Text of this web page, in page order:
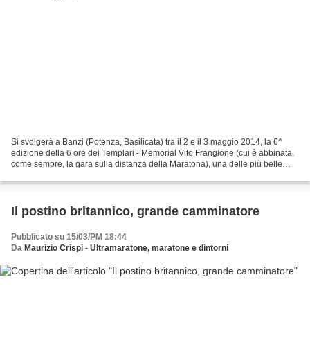
Si svolgerà a Banzi (Potenza, Basilicata) tra il 2 e il 3 maggio 2014, la 6^
edizione della 6 ore dei Templari - Memorial Vito Frangione (cui è abbinata,
come sempre, la gara sulla distanza della Maratona), una delle più belle
Il postino britannico, grande camminatore
Pubblicato su 15/03/PM 18:44
Da Maurizio Crispi - Ultramaratone, maratone e dintorni